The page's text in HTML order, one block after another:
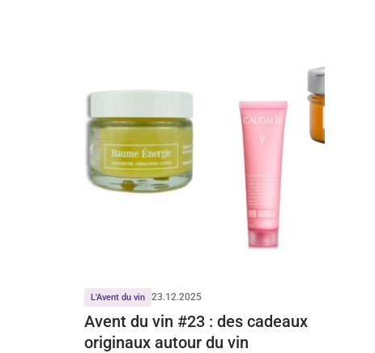
L'Avent du vin 23.12.2025
Avent du vin #23 : des cadeaux
originaux autour du vin